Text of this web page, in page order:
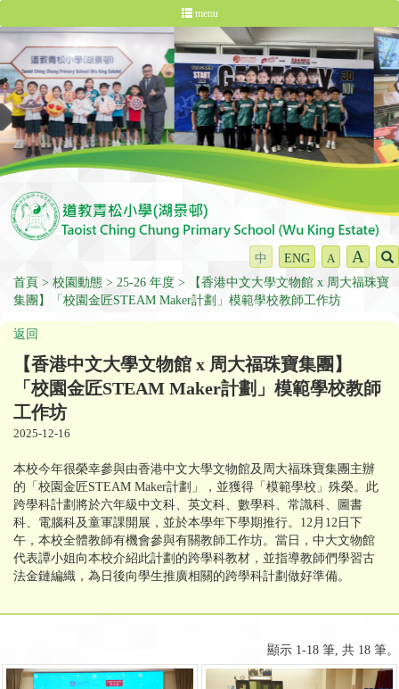
menu
中 ENG A A
首頁 校園動態 25-26 年度
【香港中文大學文物館 x 周大福珠寶
集團】「校園金匠STEAM Maker計劃」模範學校教師工作坊
返回
【香港中文大學文物館 x 周大福珠寶集團】
「校園金匠STEAM Maker計劃」模範學校教師
工作坊
2025-12-16
本校今年很榮幸參與由香港中文大學文物館及周大福珠寶集團主辦
的「校園金匠STEAM Maker計劃」，並獲得「模範學校」殊榮。此
跨學科計劃將於六年級中文科、英文科、數學科、常識科、圖書
科、電腦科及童軍課開展，並於本學年下學期推行。12月12日下
午，本校全體教師有機會參與有關教師工作坊。當日，中大文物館
代表譚小姐向本校介紹此計劃的跨學科教材，並指導教師們學習古
法金鏈編織，為日後向學生推廣相關的跨學科計劃做好準備。
顯示 1-18 筆, 共 18 筆。